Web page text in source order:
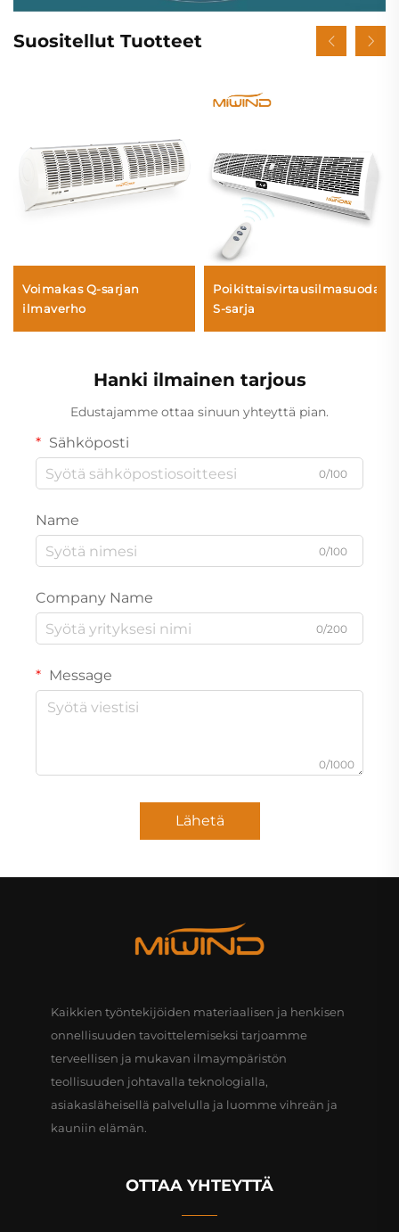
Suositellut Tuotteet
Voimakas Q-sarjan
ilmaverho
Poikittaisvirtausilmasuodatin
S-sarja
Hanki ilmainen tarjous
Edustajamme ottaa sinuun yhteyttä pian.
Sähköposti
0/100
Name
0/100
Company Name
0/200
Message
0/1000
Lähetä
Kaikkien työntekijöiden materiaalisen ja henkisen
onnellisuuden tavoittelemiseksi tarjoamme
terveellisen ja mukavan ilmaympäristön
teollisuuden johtavalla teknologialla,
asiakasläheisellä palvelulla ja luomme vihreän ja
kauniin elämän.
OTTAA YHTEYTTÄ